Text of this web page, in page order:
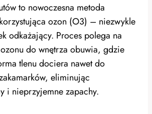
to nowoczesna metoda
ozon (O3) – niezwykle
odkażający. Proces polega na
do wnętrza obuwia, gdzie
tlenu dociera nawet do
eliminując
i nieprzyjemne zapachy.